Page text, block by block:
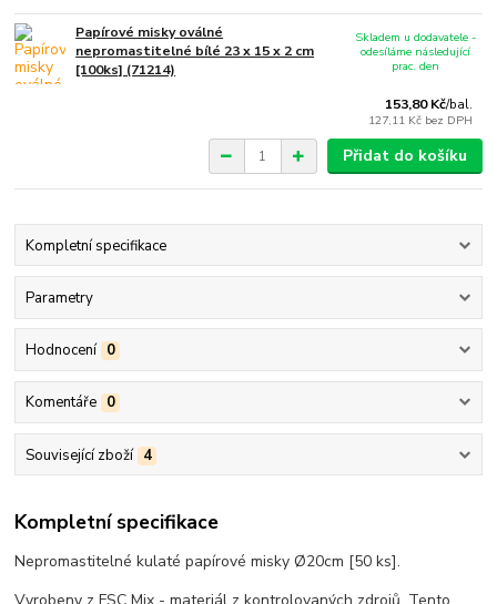
Papírové misky oválné
nepromastitelné bílé 23 x 15 x 2 cm
[100ks] (71214)
153,80 Kč/bal.
127,11 Kč bez DPH
Skladem u dodavatele -
odesíláme následující
prac. den
Přidat do košíku
Kompletní specifikace
Parametry
Hodnocení 0
Komentáře 0
Související zboží 4
Kompletní specifikace
Nepromastitelné kulaté papírové misky Ø20cm [50 ks].